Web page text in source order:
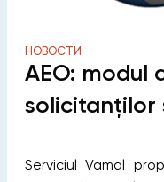
НОВОСТИ
AEO: modul
solicitanţilor
Serviciul Vamal